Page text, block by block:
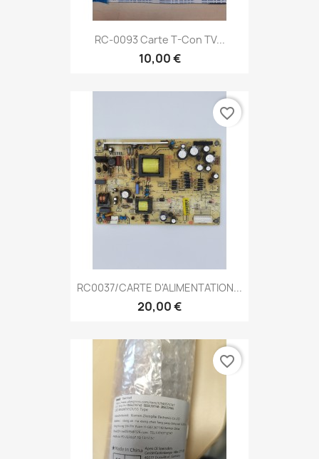
RC-0093 Carte T-Con TV...
10,00 €
RC0037/CARTE D'ALIMENTATION...
20,00 €
favorite_border
favorite_border